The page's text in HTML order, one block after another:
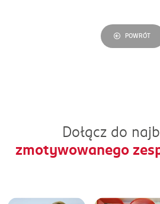
POWRÓT
Dołącz do
zmotywowanego